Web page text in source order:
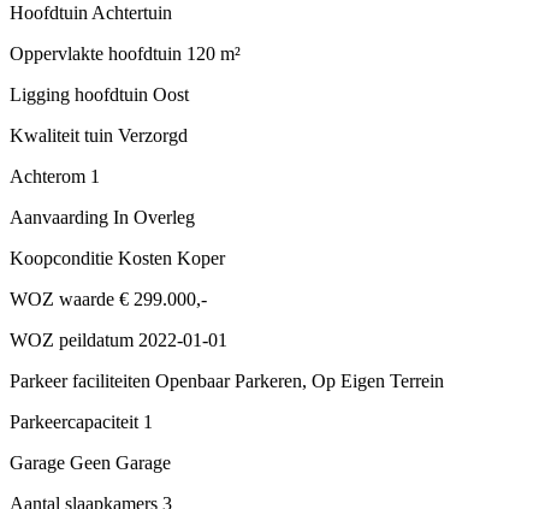
Hoofdtuin Achtertuin
Oppervlakte hoofdtuin 120 m²
Ligging hoofdtuin Oost
Kwaliteit tuin Verzorgd
Achterom 1
Aanvaarding In Overleg
Koopconditie Kosten Koper
WOZ waarde € 299.000,-
WOZ peildatum 2022-01-01
Parkeer faciliteiten Openbaar Parkeren, Op Eigen Terrein
Parkeercapaciteit 1
Garage Geen Garage
Aantal slaapkamers 3